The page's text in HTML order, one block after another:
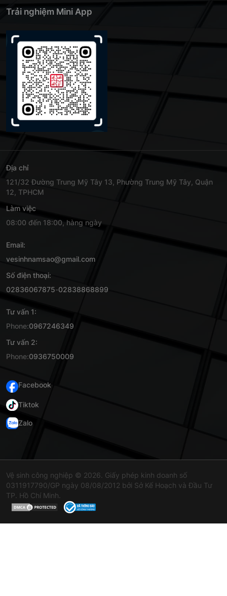
Trải nghiệm Mini App
Địa chỉ
121/32 Đường Trung Mỹ Tây 13, Phường Trung Mỹ Tây, Quận
12, TPHCM
Làm việc
08:00 đến 18:00, hàng ngày
Email:
vesinhnamsao@gmail.com
Số điện thoại:
02836067875-02838868899
Tư vấn 1:
Phone:0967246349
Tư vấn 2:
Phone:0936750009
Facebook
Tiktok
Zalo
Vệ sinh công nghiệp © 2026. Giấy phép kinh doanh số
0311917790/GP ngày 08/08/2012 bởi Sở Kế Hoạch và Đầu Tư
TP. Hồ Chí Minh.